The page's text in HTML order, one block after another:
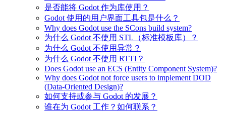
是否能将 Godot 作为库使用？
Godot 使用的用户界面工具包是什么？
Why does Godot use the SCons build system?
为什么 Godot 不使用 STL（标准模板库）？
为什么 Godot 不使用异常？
为什么 Godot 不使用 RTTI？
Does Godot use an ECS (Entity Component System)?
Why does Godot not force users to implement DOD
(Data-Oriented Design)?
如何支持或参与 Godot 的发展？
谁在为 Godot 工作？如何联系？